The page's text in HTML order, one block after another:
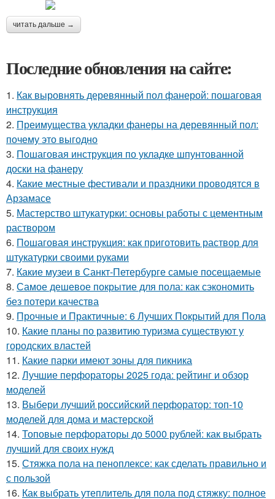
читать дальше →
Последние обновления на сайте:
1. Как выровнять деревянный пол фанерой: пошаговая
инструкция
2. Преимущества укладки фанеры на деревянный пол:
почему это выгодно
3. Пошаговая инструкция по укладке шпунтованной
доски на фанеру
4. Какие местные фестивали и праздники проводятся в
Арзамасе
5. Мастерство штукатурки: основы работы с цементным
раствором
6. Пошаговая инструкция: как приготовить раствор для
штукатурки своими руками
7. Какие музеи в Санкт-Петербурге самые посещаемые
8. Самое дешевое покрытие для пола: как сэкономить
без потери качества
9. Прочные и Практичные: 6 Лучших Покрытий для Пола
10. Какие планы по развитию туризма существуют у
городских властей
11. Какие парки имеют зоны для пикника
12. Лучшие перфораторы 2025 года: рейтинг и обзор
моделей
13. Выбери лучший российский перфоратор: топ-10
моделей для дома и мастерской
14. Топовые перфораторы до 5000 рублей: как выбрать
лучший для своих нужд
15. Стяжка пола на пеноплексе: как сделать правильно и
с пользой
16. Как выбрать утеплитель для пола под стяжку: полное